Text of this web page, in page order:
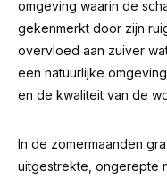
omgeving waarin de
gekenmerkt door zijn
overvloed aan zuiver
een natuurlijke
en de kwaliteit van de
In de zomermaanden
uitgestrekte, ongerepte